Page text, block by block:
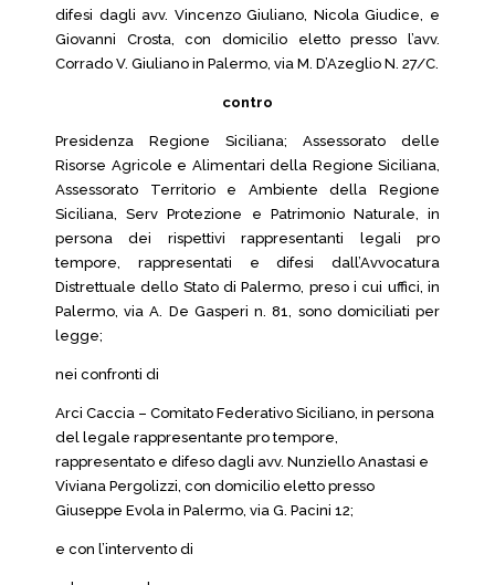
difesi dagli avv. Vincenzo Giuliano, Nicola Giudice, e
Giovanni Crosta, con domicilio eletto presso l’avv.
Corrado V. Giuliano in Palermo, via M. D’Azeglio N. 27/C.
contro
Presidenza Regione Siciliana; Assessorato delle
Risorse Agricole e Alimentari della Regione Siciliana,
Assessorato Territorio e Ambiente della Regione
Siciliana, Serv Protezione e Patrimonio Naturale, in
persona dei rispettivi rappresentanti legali pro
tempore, rappresentati e difesi dall’Avvocatura
Distrettuale dello Stato di Palermo, preso i cui uffici, in
Palermo, via A. De Gasperi n. 81, sono domiciliati per
legge;
nei confronti di
Arci Caccia – Comitato Federativo Siciliano, in persona
del legale rappresentante pro tempore,
rappresentato e difeso dagli avv. Nunziello Anastasi e
Viviana Pergolizzi, con domicilio eletto presso
Giuseppe Evola in Palermo, via G. Pacini 12;
e con l’intervento di